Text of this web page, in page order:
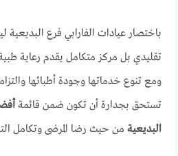
باختصار عيادات الفارابي فرع
تقليدي بل مركز متكامل يقدم رعاية
ومع تنوع خدماتها وجودة أطبائها
تستحق بجدارة أن تكون ضمن قائمة
البديعية من حيث رضا المرضى وتكامل